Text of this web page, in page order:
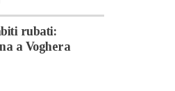
rubati:
a Voghera